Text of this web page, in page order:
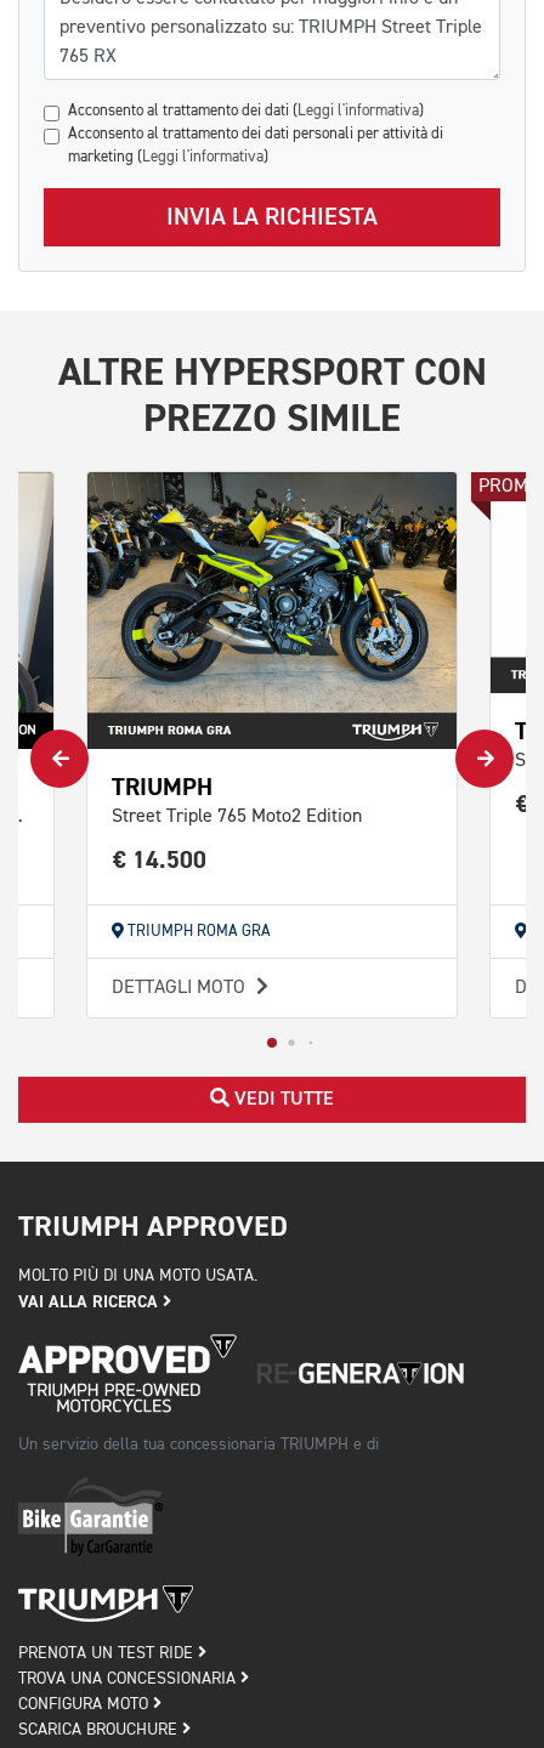
Acconsento al trattamento dei dati ( Leggi l'informativa)
Acconsento al trattamento dei dati personali per attività di
marketing ( Leggi l'informativa)
INVIA LA RICHIESTA
ALTRE HYPERSPORTCON
PREZZO SIMILE
Ninja ZX-10R KRT Replica Performance Abs
TRIUMPH
Street Triple 765 Moto2 Edition
€ 14.500
TRIUMPH ROMA GRA
DETTAGLI MOTO
PROMO
€
VEDI TUTTE
TRIUMPH APPROVED
MOLTO PIÙ DI UNA MOTO USATA.
VAI ALLA RICERCA
Un servizio della tua concessionaria TRIUMPH e di
PRENOTA UN TEST RIDE
TROVA UNA CONCESSIONARIA
CONFIGURA MOTO
SCARICA BROUCHURE